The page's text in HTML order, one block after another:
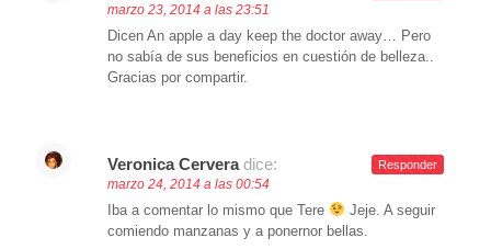
marzo 23, 2014 a las 23:51
Dicen An apple a day keep the doctor away… Pero
no sabía de sus beneficios en cuestión de belleza..
Gracias por compartir.
Veronica Cervera dice:
marzo 24, 2014 a las 00:54
Iba a comentar lo mismo que Tere
Jeje. A seguir
comiendo manzanas y a ponernor bellas.
Responder